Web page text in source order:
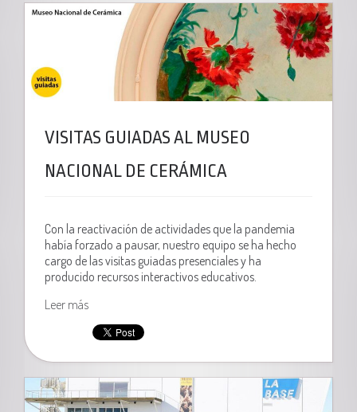
VISITAS GUIADAS AL MUSEO
NACIONAL DE CERÁMICA
Con la reactivación de actividades que la pandemia
había forzado a pausar, nuestro equipo se ha hecho
cargo de las visitas guiadas presenciales y ha
producido recursos interactivos educativos.
Leer más